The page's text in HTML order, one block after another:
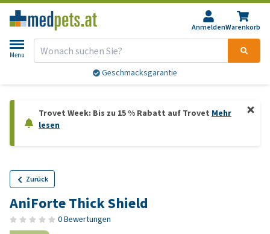
AnmeldenWarenkorb
Menu
Geschmacksgarantie
Trovet Week: Bis zu 15 % Rabatt auf Trovet Mehr
lesen
Zurück
AniForte Thick Shield
0 Bewertungen